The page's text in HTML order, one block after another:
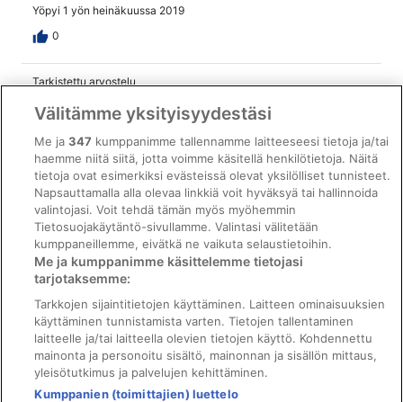
Yöpyi 1 yön heinäkuussa 2019
0
Tarkistettu arvostelu
10/10 Loistava
6.7.2019
Hyvää: Siisteys, henkilökunta ja palvelu, majoituspaikan kunto
ja tilat ja huoneen mukavuus
Breakfast very good!
Yöpyi 1 yön heinäkuussa 2019
0
Tarkistettu arvostelu
8/10 Hyvä
Antti
20.6.2018
Välitämme yksityisyydestäsi
Me ja347 kumppanimme tallennamme laitteeseesi tietoja ja/tai
haemme niitä siitä, jotta voimme käsitellä henkilötietoja. Näitä
tietoja ovat esimerkiksi evästeissä olevat yksilölliset tunnisteet.
Napsauttamalla alla olevaa linkkiä voit hyväksyä tai hallinnoida
valintojasi. Voit tehdä tämän myös myöhemmin
Tietosuojakäytäntö-sivullamme. Valintasi välitetään
kumppaneillemme, eivätkä ne vaikuta selaustietoihin.
Me ja kumppanimme käsittelemme tietojasi
tarjotaksemme:
Tarkkojen sijaintitietojen käyttäminen. Laitteen ominaisuuksien
käyttäminen tunnistamista varten. Tietojen tallentaminen
laitteelle ja/tai laitteella olevien tietojen käyttö. Kohdennettu
mainonta ja personoitu sisältö, mainonnan ja sisällön mittaus,
yleisötutkimus ja palvelujen kehittäminen.
Kumppanien (toimittajien) luettelo